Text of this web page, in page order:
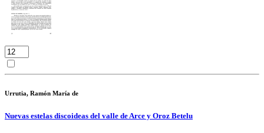
Urrutia, Ramón María de
Nuevas estelas discoideas del valle de Arce y Oroz Betelu